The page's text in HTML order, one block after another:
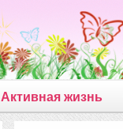
Активная жизнь